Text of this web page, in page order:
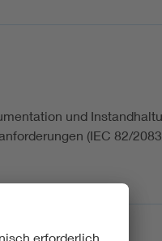
und
(IEC 82/